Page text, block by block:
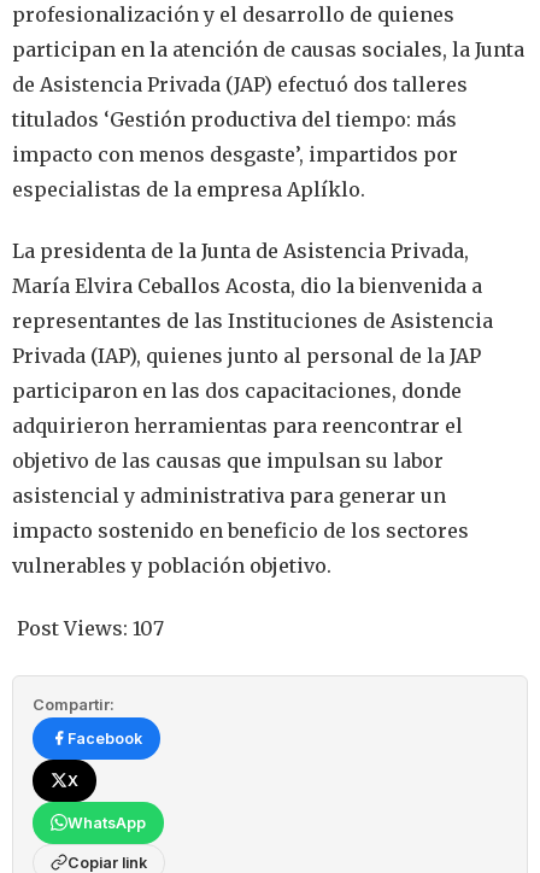
profesionalización y el desarrollo de quienes
participan en la atención de causas sociales, la Junta
de Asistencia Privada (JAP) efectuó dos talleres
titulados ‘Gestión productiva del tiempo: más
impacto con menos desgaste’, impartidos por
especialistas de la empresa Aplíklo.
La presidenta de la Junta de Asistencia Privada,
María Elvira Ceballos Acosta, dio la bienvenida a
representantes de las Instituciones de Asistencia
Privada (IAP), quienes junto al personal de la JAP
participaron en las dos capacitaciones, donde
adquirieron herramientas para reencontrar el
objetivo de las causas que impulsan su labor
asistencial y administrativa para generar un
impacto sostenido en beneficio de los sectores
vulnerables y población objetivo.
Post Views: 107
Compartir:
Facebook
X
WhatsApp
Copiar link